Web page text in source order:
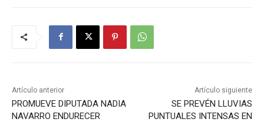
Artículo anterior
PROMUEVE DIPUTADA NADIA
NAVARRO ENDURECER
Artículo siguiente
SE PREVÉN LLUVIAS
PUNTUALES INTENSAS EN